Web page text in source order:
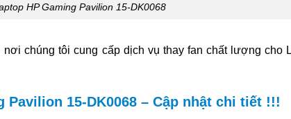
HP Gaming Pavilion 15-DK0068
chúng tôi cung cấp dịch vụ thay fan chất lượng cho
Pavilion 15-DK0068 – Cập nhật chi tiết !!!